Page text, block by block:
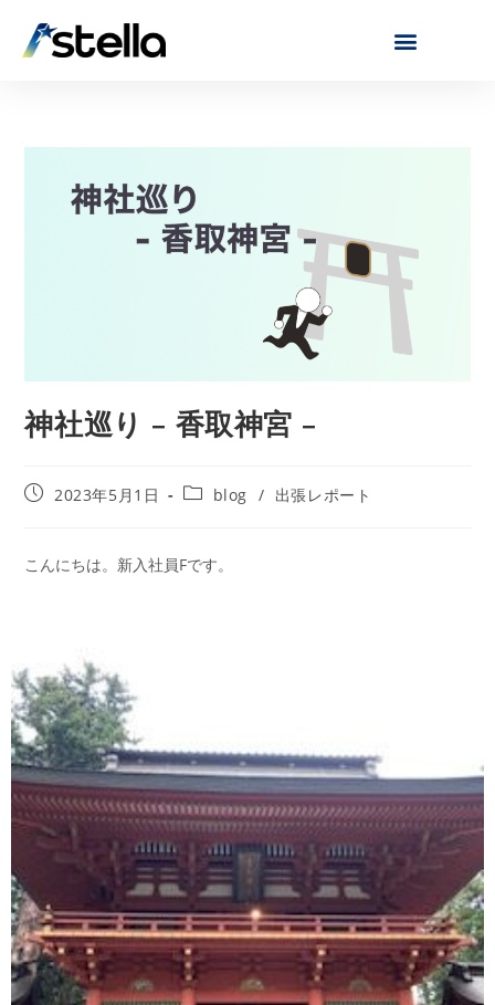
神社巡り – 香取神宮 –
2023年5月1日 blog / 出張レポート
こんにちは。新入社員Fです。